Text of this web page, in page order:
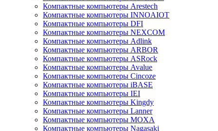
Компактные компьютеры Arestech
Компактные компьютеры INNOAIOT
Компактные компьютеры DFI
Компактные компьютеры NEXCOM
Компактные компьютеры Adlink
Компактные компьютеры ARBOR
Компактные компьютеры ASRock
Компактные компьютеры Avalue
Компактные компьютеры Cincoze
Компактные компьютеры iBASE
Компактные компьютеры IEI
Компактные компьютеры Kingdy
Компактные компьютеры Lanner
Компактные компьютеры MOXA
Компактные компьютеры Nagasaki